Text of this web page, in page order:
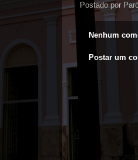
Postado por
Nenhum
Postar um